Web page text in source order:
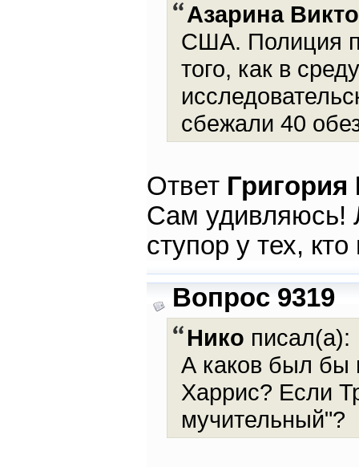
Азарина
США. Полиция
того, как в
сбежали 40
Ответ
Сам удивляюсь!
ступор у тех,
Вопрос 9319
Нико писал(а):
А каков был бы
Харрис? Если
мучительный"?